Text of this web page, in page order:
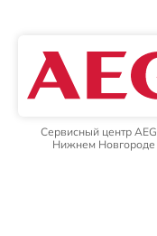
Сервисный центр
Нижнем Новгороде